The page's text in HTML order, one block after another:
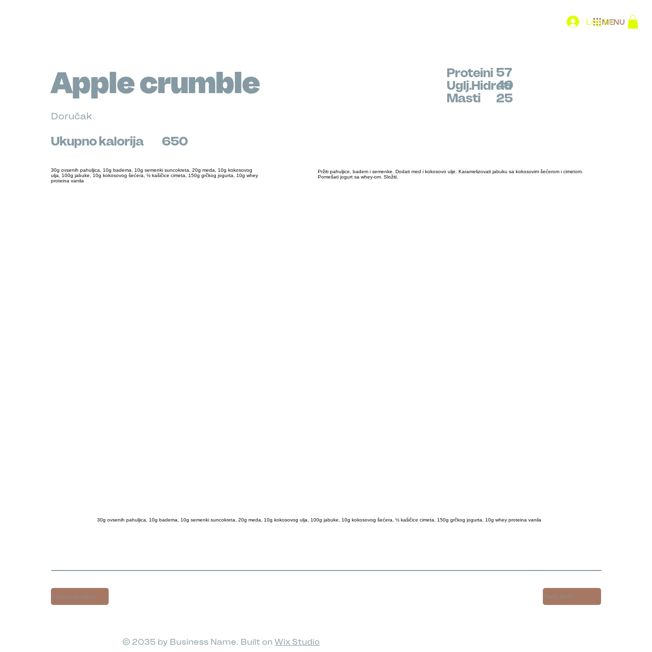
MENU
Log In
Apple crumble
Doručak
Ukupno kalorija 650
Proteini
Uglj.Hidrati
57
Masti
49
25
30g ovsenih pahuljica, 10g badema, 10g semenki suncokreta, 20g meda, 10g kokosovog
ulja, 100g jabuke, 10g kokosovog šećera, ½ kašičice cimeta, 150g grčkog jogurta, 10g whey
proteina vanila
Pržiti pahuljice, badem i semenke. Dodati med i kokosovo ulje. Karamelizovati jabuku sa kokosovim šećerom i cimetom.
Pomešati jogurt sa whey-om. Složiti.
30g ovsenih pahuljica, 10g badema, 10g semenki suncokreta, 20g meda, 10g kokosovog ulja, 100g jabuke, 10g kokosovog šećera, ½ kašičice cimeta, 150g grčkog jogurta, 10g whey proteina vanila
Previous Item Next Item
© 2035 by Business Name. Built on Wix Studio